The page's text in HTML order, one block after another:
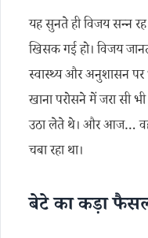
यह सुनते ही विजय सन्न
खिसक गई हो। विजय
स्वास्थ्य और अनुशासन पर
खाना परोसने में जरा सी
उठा लेते थे। और आज…
चबा रहा था।
बेटे का कड़ा